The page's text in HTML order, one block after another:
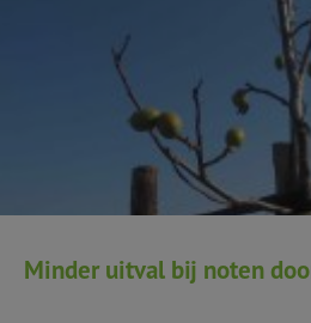
Minder uitval bij noten